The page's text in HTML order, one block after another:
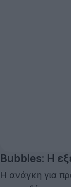
Bubbles: Η
Η ανάγκη για